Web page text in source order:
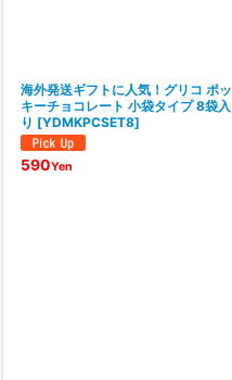
海外発送ギフトに人気！グリコ ポッ
キーチョコレート 小袋タイプ 8袋入
り [YDMKPCSET8]
590Yen